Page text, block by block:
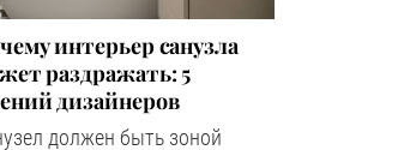
интерьер санузла
раздражать: 5
дизайнеров
должен быть зоной